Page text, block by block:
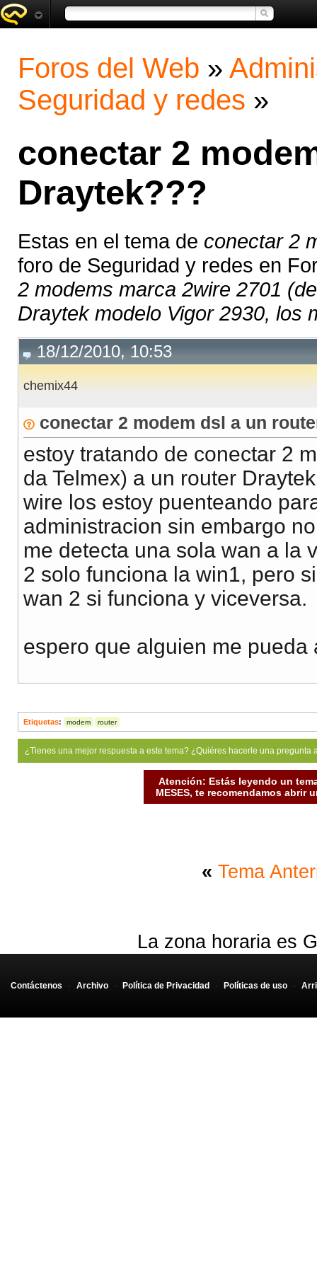
Foros del Web »
Seguridad y redes »
conectar 2
Draytek???
Estas en el tema de conectar 2
foro de Seguridad y redes en
2 modems marca 2wire 2701
Draytek modelo Vigor 2930, los
18/12/2010, 10:53
chemix44
conectar 2 modem dsl a un
estoy tratando de conectar 2
da Telmex) a un router
wire los estoy puenteando
administracion sin embargo
me detecta una sola wan a la
2 solo funciona la win1, pero
wan 2 si funciona y viceversa.
espero que alguien me
Etiquetas: modem router
¿Tienes una mejor respuesta a este tema? ¿Quiéres hacerle una
Atención: Estás leyendo un
MESES, te recomendamos abrir
« Tema
La zona horaria es
Contáctenos - Archivo - Política de Privacidad - Políticas de uso -